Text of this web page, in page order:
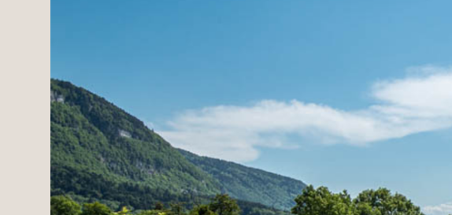
Projets neufs
Réhabilitations & Terrains
Tous nos biens